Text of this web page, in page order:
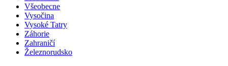
Všeobecne
Vysočina
Vysoké Tatry
Záhorie
Zahraničí
Železnorudsko